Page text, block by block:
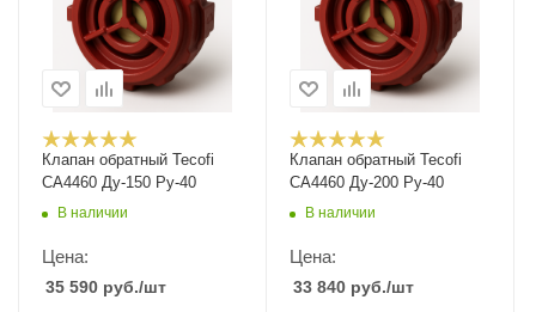
Клапан обратный Tecofi
CA4460 Ду-150 Ру-40
В наличии
Цена:
35 590 руб./шт
Клапан обратный Tecofi
CA4460 Ду-200 Ру-40
В наличии
Цена:
33 840 руб./шт